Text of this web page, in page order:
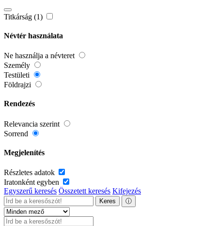
Titkárság (1)
Névtér használata
Ne használja a névteret
Személy
Testületi
Földrajzi
Rendezés
Relevancia szerint
Sorrend
Megjelenítés
Részletes adatok
Iratonként egyben
Egyszerű keresés Összetett keresés Kifejezés
Keres ⓘ